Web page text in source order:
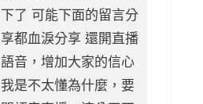
下了 可能下面的留言分
享都血淚分享 還開直播
語音，增加大家的信心
我是不太懂為什麼，要